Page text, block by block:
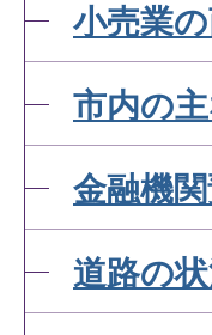
小売業
市内の
金融機
道路の